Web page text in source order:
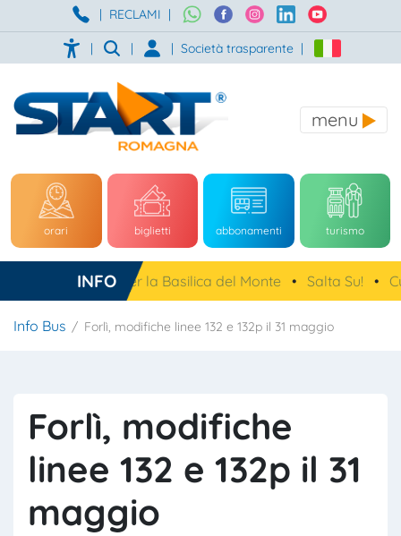
| RECLAMI |
| | | Società trasparente |
menu
orari biglietti abbonamenti turismo
INFO
gratuita per la Basilica del Monte • Salta Su! •
Info Bus Forlì, modifiche linee 132 e 132p il 31 maggio
Forlì, modifiche
linee 132 e 132p il 31
maggio